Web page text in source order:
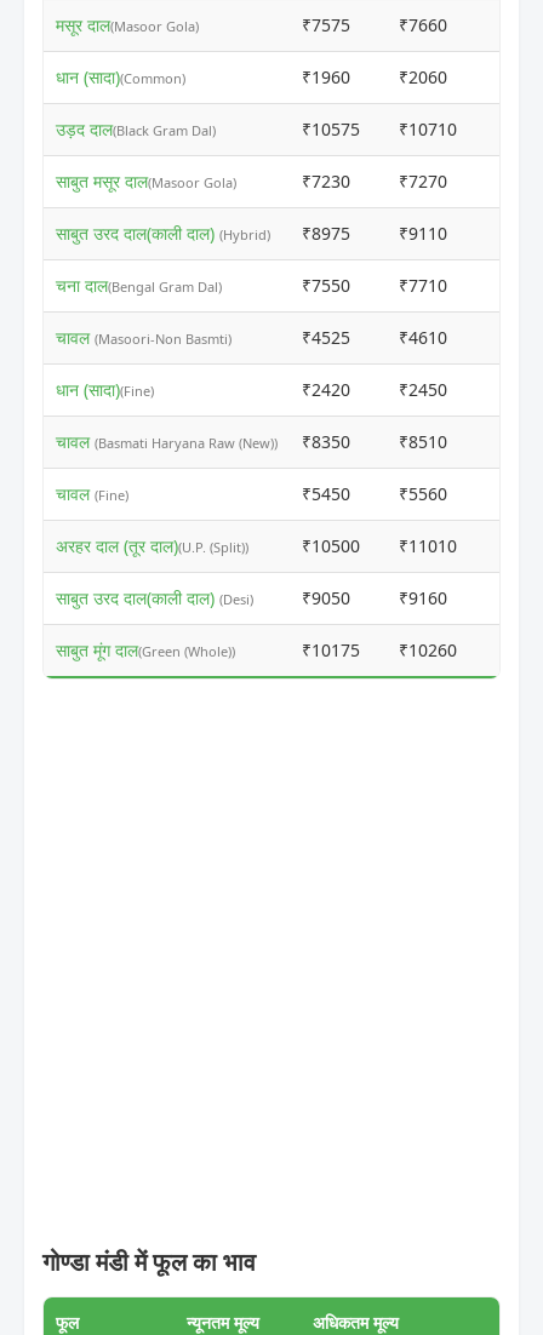
मसूर दाल(Masoor Gola) ₹7575 ₹7660
धान (सादा)(Common) ₹1960 ₹2060
उड़द दाल(Black Gram Dal) ₹10575 ₹10710
साबुत मसूर दाल(Masoor Gola) ₹7230 ₹7270
साबुत उरद दाल(काली दाल) (Hybrid) ₹8975 ₹9110
चना दाल(Bengal Gram Dal) ₹7550 ₹7710
चावल (Masoori-Non Basmti) ₹4525 ₹4610
धान (सादा)(Fine) ₹2420 ₹2450
चावल (Basmati Haryana Raw (New)) ₹8350 ₹8510
चावल (Fine) ₹5450 ₹5560
अरहर दाल (तूर दाल)(U.P. (Split)) ₹10500 ₹11010
साबुत उरद दाल(काली दाल) (Desi) ₹9050 ₹9160
साबुत मूंग दाल(Green (Whole)) ₹10175 ₹10260
गोण्डा मंडी में फूल का भाव
फूल न्यूनतम मूल्य अधिकतम मूल्य